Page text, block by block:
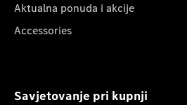
Aktualna ponuda i akcije
Accessories
Savjetovanje pri kupnji